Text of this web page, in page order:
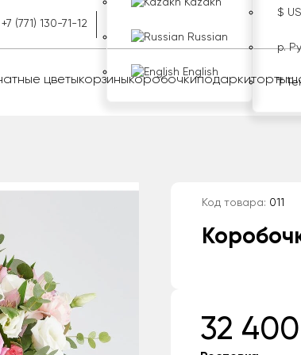
+7 (771) 130-71-12
Kazakh
Russian
English
$
р.
₸
цветыкорзиныкоробочкиподаркиторты
Код товара: 011
32